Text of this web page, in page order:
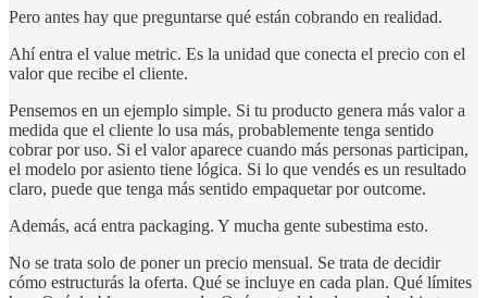
Pero antes hay que preguntarse qué están cobrando en realidad.
Ahí entra el value metric. Es la unidad que conecta el precio con el
valor que recibe el cliente.
Pensemos en un ejemplo simple. Si tu producto genera más valor a
medida que el cliente lo usa más, probablemente tenga sentido
cobrar por uso. Si el valor aparece cuando más personas participan,
el modelo por asiento tiene lógica. Si lo que vendés es un resultado
claro, puede que tenga más sentido empaquetar por outcome.
Además, acá entra packaging. Y mucha gente subestima esto.
No se trata solo de poner un precio mensual. Se trata de decidir
cómo estructurás la oferta. Qué se incluye en cada plan. Qué límites